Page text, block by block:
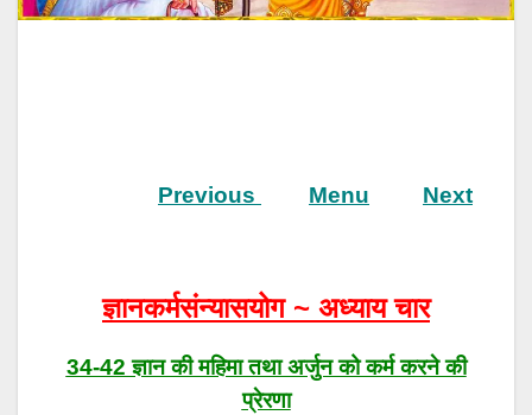
Previous Menu Next
ज्ञानकर्मसंन्यासयोग ~ अध्याय चार
34-42 ज्ञान की महिमा तथा अर्जुन को कर्म करने की
प्रेरणा